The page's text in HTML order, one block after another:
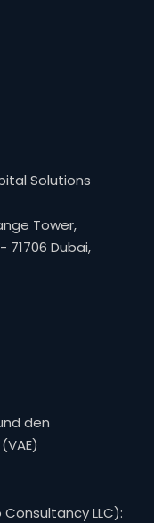
Solutions
Tower,
71706 Dubai,
den
LLC):